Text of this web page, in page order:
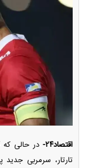
اقتصاد۲۴-
در حالی